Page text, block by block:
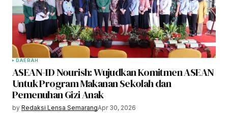
DAERAH
ASEAN-ID Nourish: Wujudkan Komitmen ASEAN
Untuk Program Makanan Sekolah dan
Pemenuhan Gizi Anak
by Redaksi Lensa SemarangApr 30, 2026